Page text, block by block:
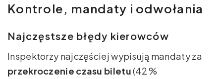
Kontrole, mandaty i odwołania
Najczęstsze błędy kierowców
Inspektorzy najczęściej wypisują mandaty za
przekroczenie czasu biletu(42 %